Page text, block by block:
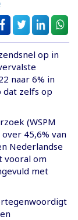
op in
naar 6% in
dat zelfs op
(WSPM
45,6% van
Nederlandse
vooral om
met